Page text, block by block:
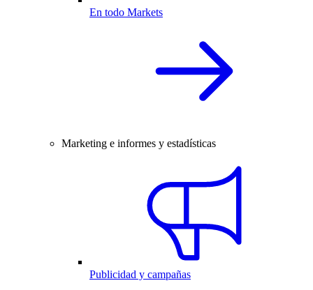
En todo Markets
Marketing e informes y estadísticas
Publicidad y campañas